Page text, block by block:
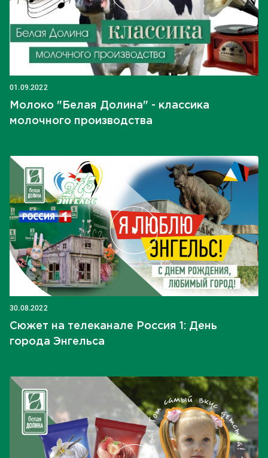
01.09.2022
Молоко "Белая Долина" - классика
молочного производства
30.08.2022
Сюжет на телеканале Россия 1: День
города Энгельса